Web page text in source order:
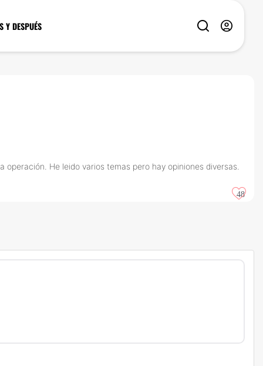
Y DESPUÉS
He leido varios temas pero hay opiniones diversas.
48